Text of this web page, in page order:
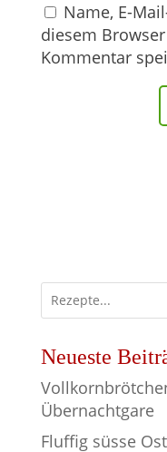
Name, E-
diesem
Kommentar
Neueste
Übernachtgare
Fluffig süsse